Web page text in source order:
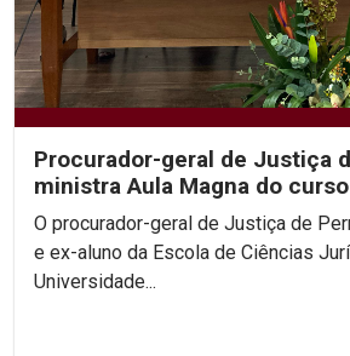
Procurador-geral de Justiça
ministra Aula Magna do
O procurador-geral de Justiça de
e ex-aluno da Escola de Ciências
Universidade...